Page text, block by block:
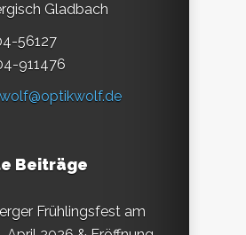
Gladbach
56127
911476
Beiträge
Frühlingsfest am